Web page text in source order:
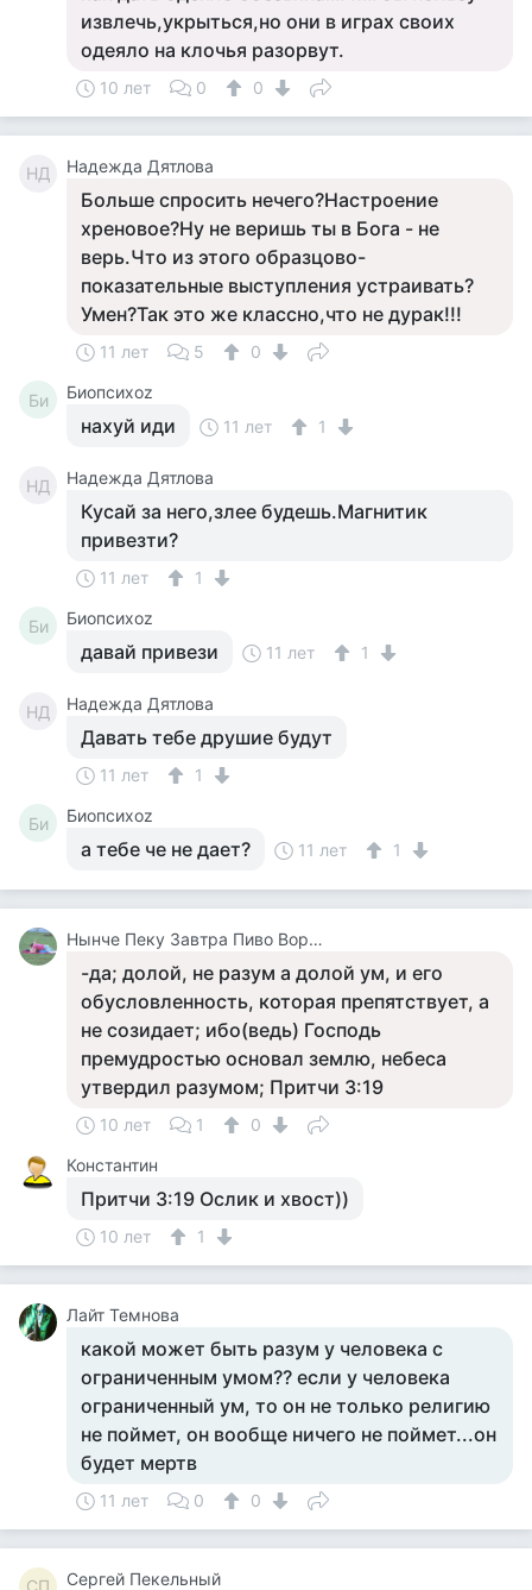
извлечь,укрыться,но они в играх своих
одеяло на клочья разорвут.
10 лет 0 0
НД Надежда Дятлова
Больше спросить нечего?Настроение
хреновое?Ну не веришь ты в Бога - не
верь.Что из этого образцово-
показательные выступления устраивать?
Умен?Так это же классно,что не дурак!!!
11 лет 5 0
Би Биопсихоz
нахуй иди 11 лет 1
НД Надежда Дятлова
Кусай за него,злее будешь.Магнитик
привезти?
11 лет 1
Би Биопсихоz
давай привези 11 лет 1
НД Надежда Дятлова
Давать тебе друшие будут
11 лет 1
Би Биопсихоz
а тебе че не дает? 11 лет 1
Нынче Пеку Завтра Пиво Ворю У Каралевий Дитя Отберу.
-да; долой, не разум а долой ум, и его
обусловленность, которая препятствует, а
не созидает; ибо(ведь) Господь
премудростью основал землю, небеса
утвердил разумом; Притчи 3:19
10 лет 1
0
Константин
Притчи 3:19 Ослик и хвост))
10 лет 1
Лайт Темнова
какой может быть разум у человека с
ограниченным умом?? если у человека
ограниченный ум, то он не только религию
не поймет, он вообще ничего не поймет...он
будет мертв
11 лет 0 0
СП Сергей Пекельный